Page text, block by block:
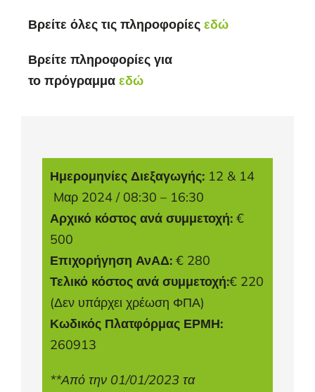
Βρείτε όλες τις πληροφορίες εδώ
Βρείτε πληροφορίες για
το πρόγραμμα εδώ
Ημερομηνίες Διεξαγωγής: 12 & 14
Mαρ 2024 / 08:30 – 16:30
Αρχικό κόστος ανά συμμετοχή: €
500
Επιχορήγηση ΑνΑΔ: € 280
Τελικό κόστος ανά συμμετοχή:€ 220
(Δεν υπάρχει χρέωση ΦΠΑ)
Κωδικός Πλατφόρμας ΕΡΜΗ:
260913
**Από την 01/01/2023 τα